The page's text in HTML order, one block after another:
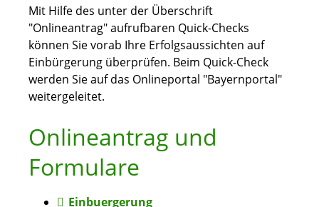
Mit Hilfe des unter der Überschrift
"Onlineantrag" aufrufbaren Quick-Checks
können Sie vorab Ihre Erfolgsaussichten auf
Einbürgerung überprüfen. Beim Quick-Check
werden Sie auf das Onlineportal "Bayernportal"
weitergeleitet.
Onlineantrag und
Formulare
Einbuergerung